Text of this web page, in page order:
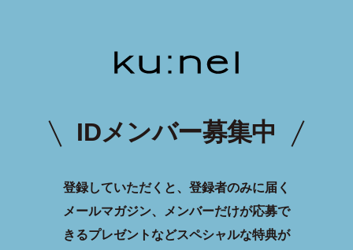
IDメンバー募集中
登録していただくと、登録者のみに届く
メールマガジン、メンバーだけが応募で
きるプレゼントなどスペシャルな特典が